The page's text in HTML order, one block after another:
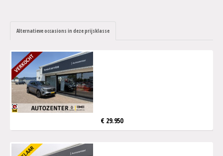
Alternatieve occasions in deze prijsklasse
€ 29.950